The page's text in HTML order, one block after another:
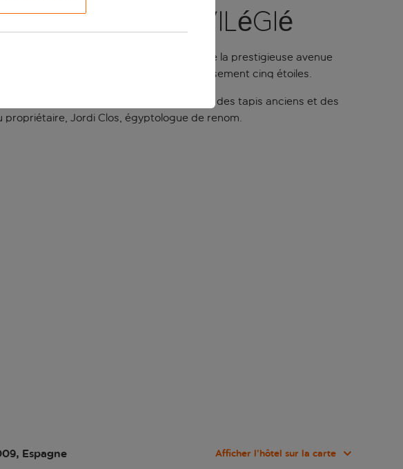
privilégié
vous. Situé dans un ancien palais près de la prestigieuse avenue
et services typiques d'un établissement cinq étoiles.
des meubles fabriqués à la main, des tapis anciens et des
Jordi Clos, égyptologue de renom.
Espagne Afficher l’hôtel sur la carte